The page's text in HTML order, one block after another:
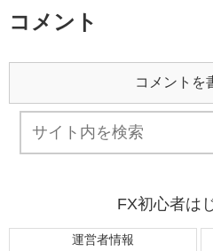
コメント
コメントを
FX初心者は
運営者情報